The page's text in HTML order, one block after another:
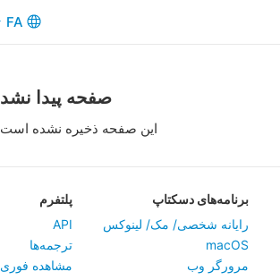
FA
صفحه پیدا نشد
این صفحه ذخیره نشده است
برنامه‌های دسکتاپ
‏رایانه شخصی/ مک/ لینوکس
macOS
مرورگر وب
پلتفرم
API
ترجمه‌ها
مشاهده فوری